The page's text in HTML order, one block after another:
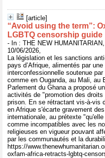
[article]
“Avoid using the term”:
LGBTQ censorship guide
- In : THE NEW
10/06/2026,
La législation et les sanctions
pays d’Afrique, alimentés par
interconfessionnelle soutenue
comme en Ouganda, au Mali, au
Parlement du Ghana a proposé
activités de "promotion des
prison. En se rétractant vis-à-vis
en Afrique s'écarte gravement
internationale, au prétexte
comme incompatibles avec les
religieuses en vigueur pouvant
par les communautés et la
https://
oxfam-africa-retracts-lgbtq-